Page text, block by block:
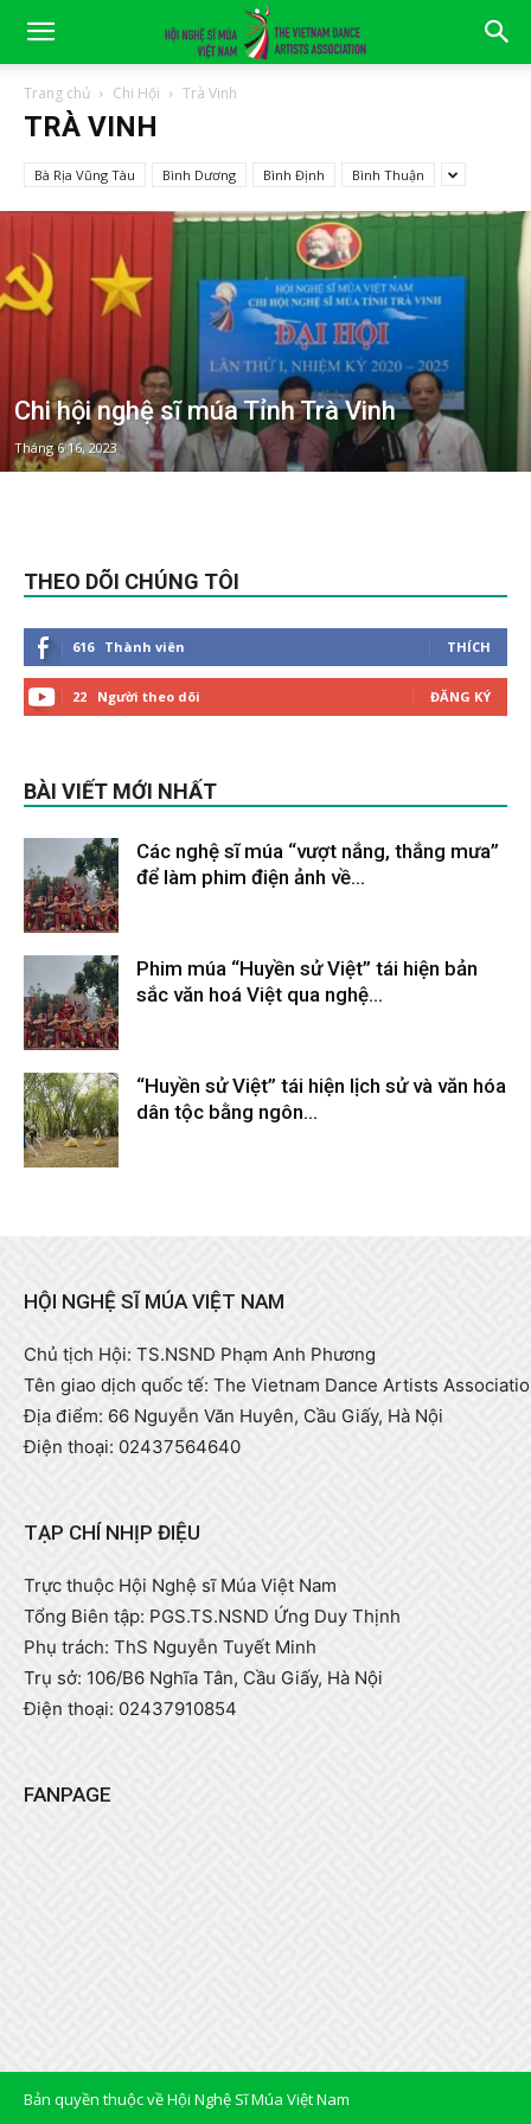
Trang chủ Chi Hội Trà Vinh
TRÀ VINH
Bà Rịa Vũng Tàu Bình Dương Bình Định Bình Thuận
Chi hội nghệ sĩ múa Tỉnh Trà Vinh
Tháng 6 16, 2023
THEO DÕI CHÚNG TÔI
616 Thành viên THÍCH
22 Người theo dõi ĐĂNG KÝ
BÀI VIẾT MỚI NHẤT
Các nghệ sĩ múa “vượt nắng, thắng mưa”
để làm phim điện ảnh về...
Phim múa “Huyền sử Việt” tái hiện bản
sắc văn hoá Việt qua nghệ...
“Huyền sử Việt” tái hiện lịch sử và văn hóa
dân tộc bằng ngôn...
HỘI NGHỆ SĨ MÚA VIỆT NAM
Chủ tịch Hội: TS.NSND Phạm Anh Phương
Tên giao dịch quốc tế: The Vietnam Dance Artists
Địa điểm: 66 Nguyễn Văn Huyên, Cầu Giấy, Hà Nội
Điện thoại: 02437564640
TẠP CHÍ NHỊP ĐIỆU
Trực thuộc Hội Nghệ sĩ Múa Việt Nam
Tổng Biên tập: PGS.TS.NSND Ứng Duy Thịnh
Phụ trách: ThS Nguyễn Tuyết Minh
Trụ sở: 106/B6 Nghĩa Tân, Cầu Giấy, Hà Nội
Điện thoại: 02437910854
FANPAGE
Bản quyền thuộc về Hội Nghệ Sĩ Múa Việt Nam